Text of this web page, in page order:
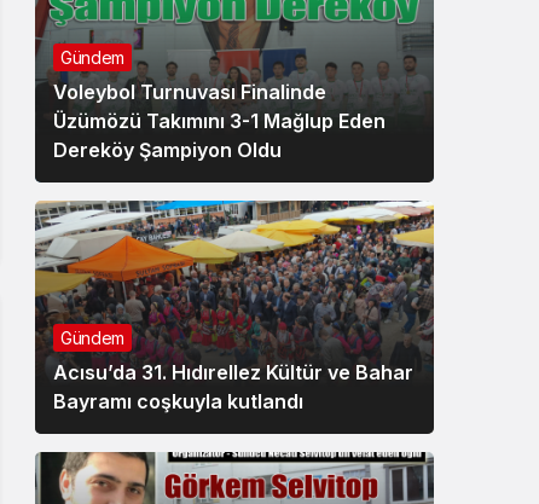
Gündem
Voleybol Turnuvası Finalinde
Üzümözü Takımını 3-1 Mağlup Eden
Dereköy Şampiyon Oldu
Gündem
Acısu’da 31. Hıdırellez Kültür ve Bahar
Bayramı coşkuyla kutlandı